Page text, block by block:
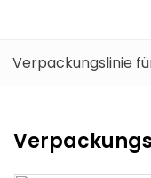
Verpackungslinie